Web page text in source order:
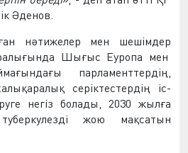
Әденов.
ан нәтижелер мен
шешімдер
ғында Шығыс Еуропа мен
ғындағы парламенттердің,
қаралық серіктестердің іс-
негіз болады, 2030 жылға
туберкулезді жою мақсатын